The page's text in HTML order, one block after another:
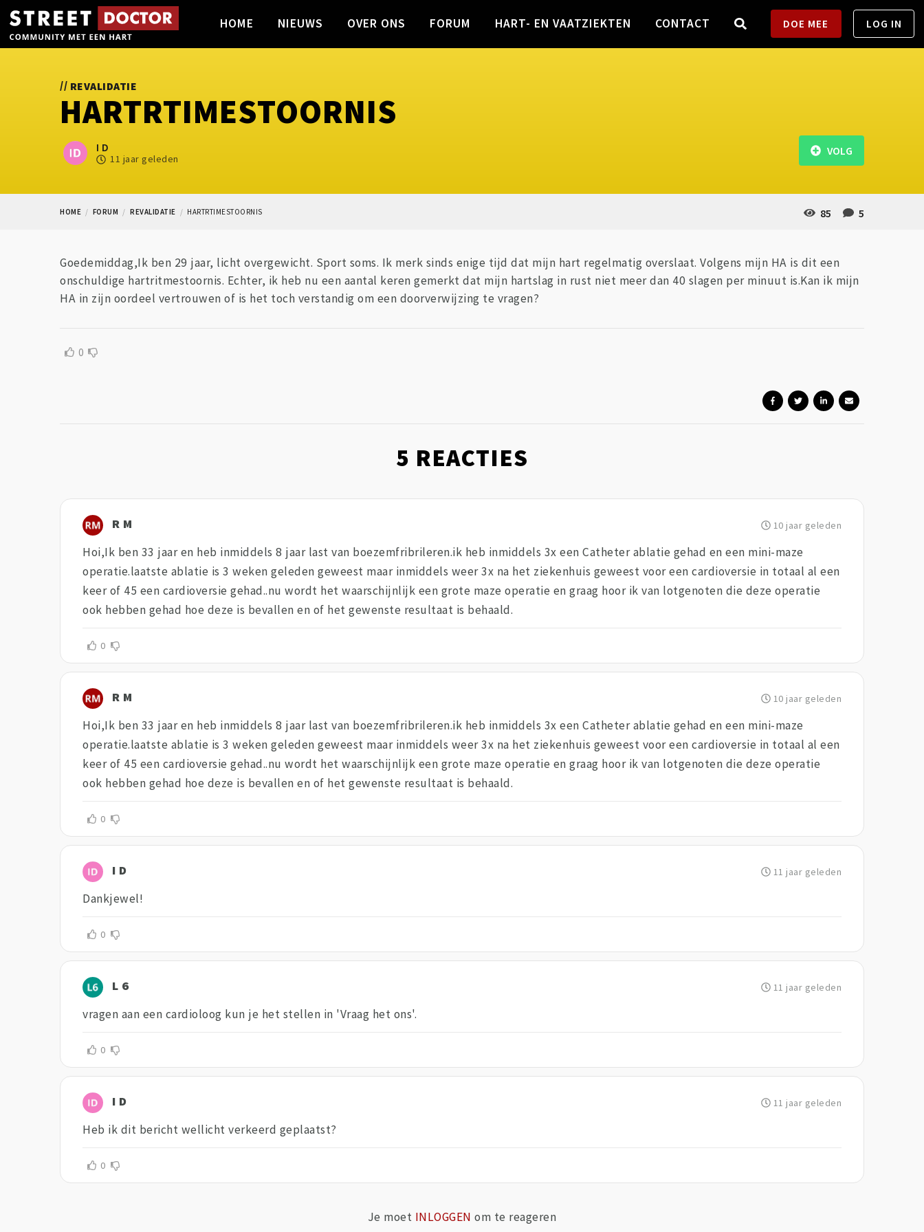
HOME NIEUWS OVER ONS FORUM HART- EN VAATZIEKTEN CONTACT DOE MEE LOG IN
// REVALIDATIE
HARTRTIMESTOORNIS
I D
11 jaar geleden
85 5
VOLG
HOME FORUM REVALIDATIE HARTRTIMESTOORNIS
Goedemiddag,Ik ben 29 jaar, licht overgewicht. Sport soms. Ik merk sinds enige tijd dat mijn hart regelmatig overslaat. Volgens mijn HA is dit een
onschuldige hartritmestoornis. Echter, ik heb nu een aantal keren gemerkt dat mijn hartslag in rust niet meer dan 40 slagen per minuut is.Kan ik mijn
HA in zijn oordeel vertrouwen of is het toch verstandig om een doorverwijzing te vragen?
0
5 REACTIES
R M 10 jaar geleden
Hoi,Ik ben 33 jaar en heb inmiddels 8 jaar last van boezemfribrileren.ik heb inmiddels 3x een Catheter ablatie gehad en een mini-maze
operatie.laatste ablatie is 3 weken geleden geweest maar inmiddels weer 3x na het ziekenhuis geweest voor een cardioversie in totaal al een
keer of 45 een cardioversie gehad..nu wordt het waarschijnlijk een grote maze operatie en graag hoor ik van lotgenoten die deze operatie
ook hebben gehad hoe deze is bevallen en of het gewenste resultaat is behaald.
0
R M 10 jaar geleden
Hoi,Ik ben 33 jaar en heb inmiddels 8 jaar last van boezemfribrileren.ik heb inmiddels 3x een Catheter ablatie gehad en een mini-maze
operatie.laatste ablatie is 3 weken geleden geweest maar inmiddels weer 3x na het ziekenhuis geweest voor een cardioversie in totaal al een
keer of 45 een cardioversie gehad..nu wordt het waarschijnlijk een grote maze operatie en graag hoor ik van lotgenoten die deze operatie
ook hebben gehad hoe deze is bevallen en of het gewenste resultaat is behaald.
0
I D 11 jaar geleden
Dankjewel!
0
L 6 11 jaar geleden
vragen aan een cardioloog kun je het stellen in 'Vraag het ons'.
0
I D 11 jaar geleden
Heb ik dit bericht wellicht verkeerd geplaatst?
0
Je moet INLOGGEN om te reageren